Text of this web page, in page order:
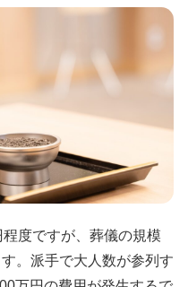
度ですが、葬儀の規模
。派手で大人数が参列す